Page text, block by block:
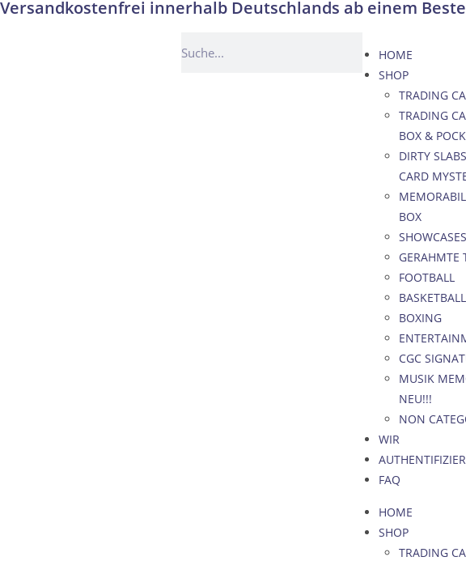
Versandkostenfrei innerhalb Deutschlands ab einem
HOME
SHOP
TRADING
TRADING
BOX &
DIRTY
CARD
BOX
SHOWCASES
GERAHMTE
FOOTBALL
BASKETBALL
BOXING
CGC
MUSIK
NEU!!!
NON
WIR
FAQ
HOME
SHOP
TRADING